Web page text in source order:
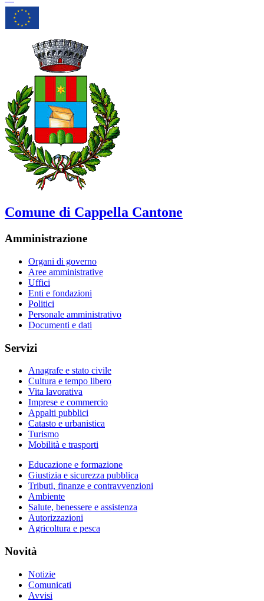
Comune di Cappella Cantone
Amministrazione
Organi di governo
Aree amministrative
Uffici
Enti e fondazioni
Politici
Personale amministrativo
Documenti e dati
Servizi
Anagrafe e stato civile
Cultura e tempo libero
Vita lavorativa
Imprese e commercio
Appalti pubblici
Catasto e urbanistica
Turismo
Mobilità e trasporti
Educazione e formazione
Giustizia e sicurezza pubblica
Tributi, finanze e contravvenzioni
Ambiente
Salute, benessere e assistenza
Autorizzazioni
Agricoltura e pesca
Novità
Notizie
Comunicati
Avvisi